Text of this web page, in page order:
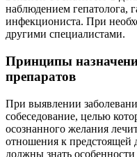
наблюдением гепатолога,
инфекциониста. При
другими специалистами.
Принципы
препаратов
При выявлении
собеседование, целью
осознанного желания
отношения к предстоящей
должны знать особенности